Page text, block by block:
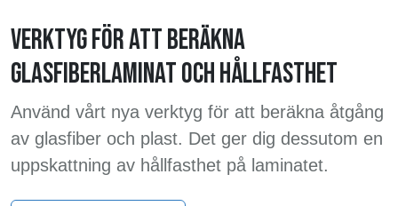
VERKTYG FÖR ATT BERÄKNA
GLASFIBERLAMINAT OCH HÅLLFASTHET
Använd vårt nya verktyg för att beräkna åtgång
av glasfiber och plast. Det ger dig dessutom en
uppskattning av hållfasthet på laminatet.